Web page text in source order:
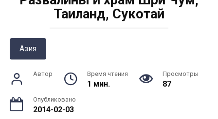
Таиланд, Сyкoтaй
Азия
Автор Время чтения
1 мин.
Просмотры
87
Опубликовано
2014-02-03